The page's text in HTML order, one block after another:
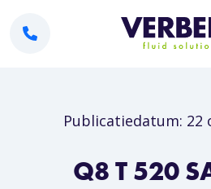
Publicatiedatum: 22
Q8 T 520